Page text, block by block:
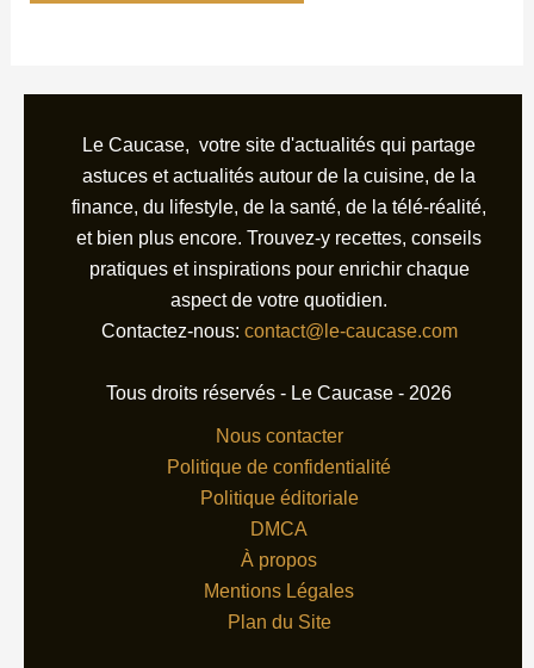
Le Caucase, votre site d'actualités qui partage
astuces et actualités autour de la cuisine, de la
finance, du lifestyle, de la santé, de la télé-réalité,
et bien plus encore. Trouvez-y recettes, conseils
pratiques et inspirations pour enrichir chaque
aspect de votre quotidien.
Contactez-nous: contact@le-caucase.com
Tous droits réservés - Le Caucase - 2026
Nous contacter
Politique de confidentialité
Politique éditoriale
DMCA
À propos
Mentions Légales
Plan du Site